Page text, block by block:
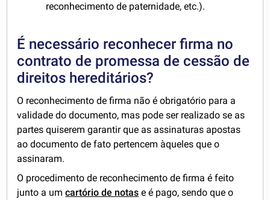
reconhecimento de paternidade, etc.).
É necessário reconhecer firma no
contrato de promessa de cessão de
direitos hereditários?
O reconhecimento de firma não é obrigatório para a
validade do documento, mas pode ser realizado se as
partes quiserem garantir que as assinaturas apostas
ao documento de fato pertencem àqueles que o
assinaram.
O procedimento de reconhecimento de firma é feito
junto a umcartório de notas e é pago, sendo que o